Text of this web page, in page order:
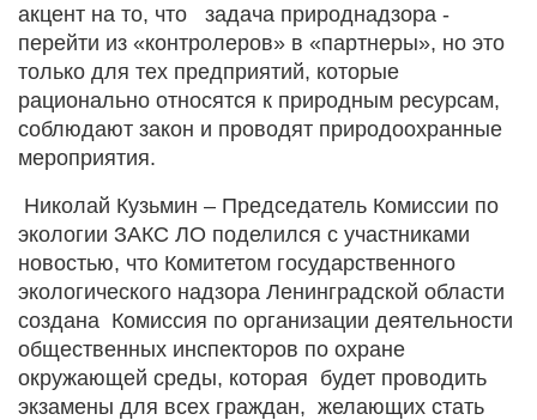
акцент на то, что задача природнадзора -
перейти из «контролеров» в «партнеры», но это
только для тех предприятий, которые
рационально относятся к природным ресурсам,
соблюдают закон и проводят природоохранные
мероприятия.
Николай Кузьмин – Председатель Комиссии по
экологии ЗАКС ЛО поделился с участниками
новостью, что Комитетом государственного
экологического надзора Ленинградской области
создана Комиссия по организации деятельности
общественных инспекторов по охране
окружающей среды, которая будет проводить
экзамены для всех граждан, желающих стать